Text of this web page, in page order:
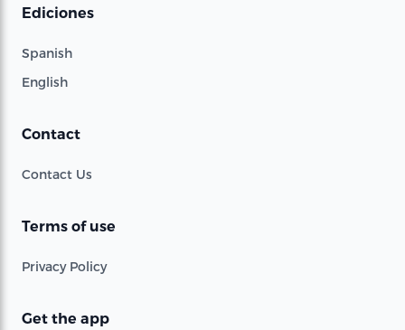
Ediciones
Spanish
English
Contact
Contact Us
Terms of use
Privacy Policy
Get the app